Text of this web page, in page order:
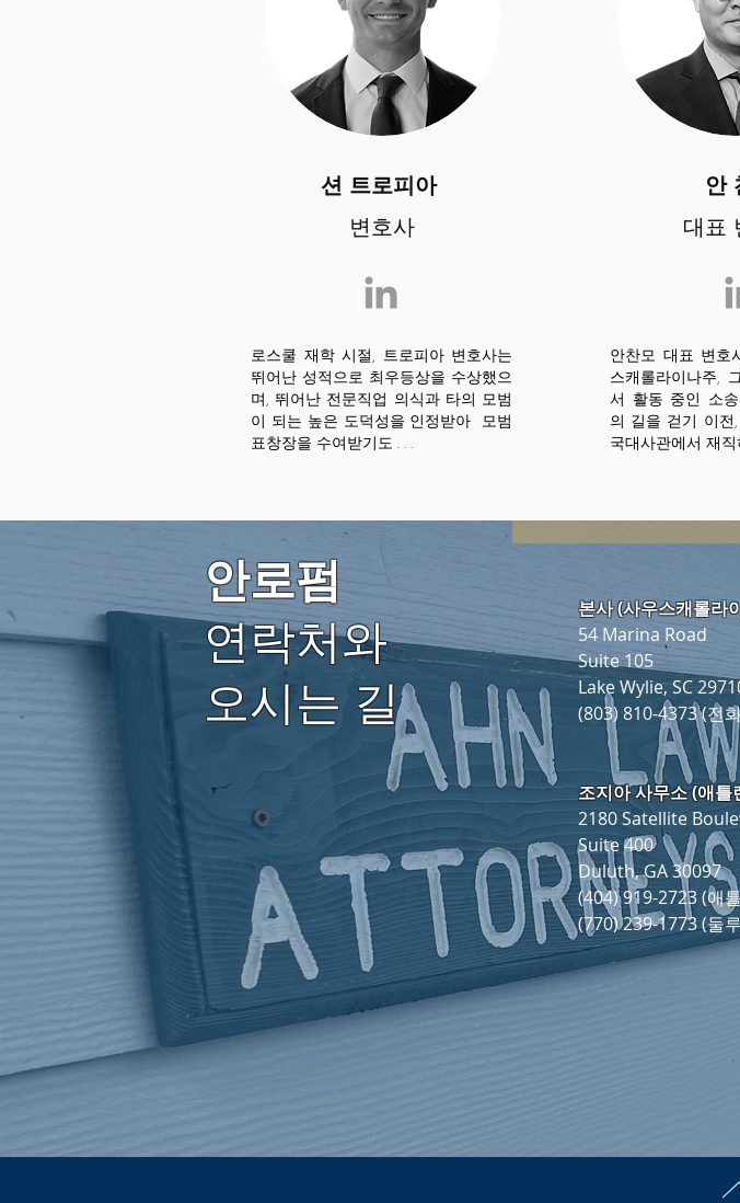
션 트로피아
변호사
로스쿨 재학 시절, 트로피아 변호사는
뛰어난 성적으로 최우등상을 수상했으
며, 뛰어난 전문직업 의식과 타의 모범
이 되는 높은 도덕성을 인정받아 모범
표창장을 수여받기도 . . .
안
대표
안찬모 대표 변호
스캐롤라이나주,
서 활동 중인 소
의 길을 걷기 이전,
국대사관에서 재직
안로펌
연락처와
​오시는 길
본사 (사우스캐롤라
54 Marina Road
Suite 105
Lake Wylie, SC
(803) 810-4373 (전
조지아 사무소 (애
2180 Satellite
Suite 400
Duluth, GA 30097
(404) 919-2723 (애
(770) 239-1773 (둘